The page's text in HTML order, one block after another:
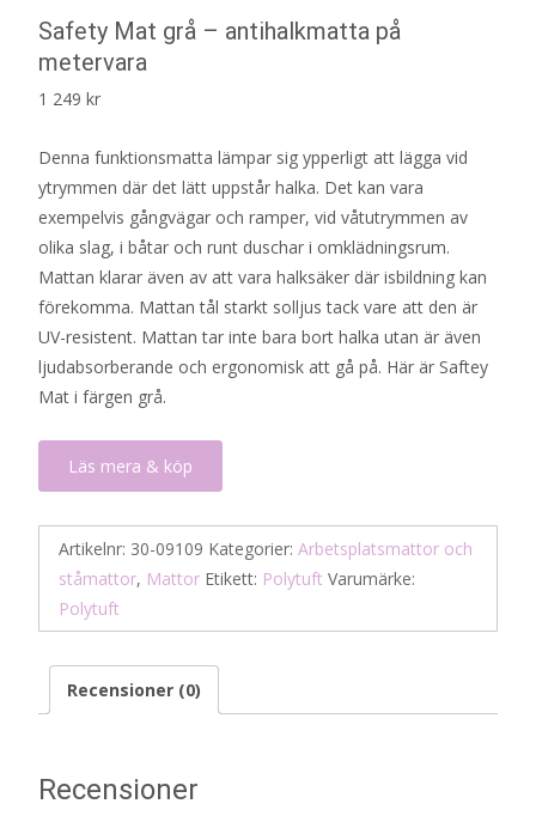
Safety Mat grå – antihalkmatta på
metervara
1 249 kr
Denna funktionsmatta lämpar sig ypperligt att lägga vid
ytrymmen där det lätt uppstår halka. Det kan vara
exempelvis gångvägar och ramper, vid våtutrymmen av
olika slag, i båtar och runt duschar i omklädningsrum.
Mattan klarar även av att vara halksäker där isbildning kan
förekomma. Mattan tål starkt solljus tack vare att den är
UV-resistent. Mattan tar inte bara bort halka utan är även
ljudabsorberande och ergonomisk att gå på. Här är Saftey
Mat i färgen grå.
Läs mera & köp
Artikelnr: 30-09109 Kategorier: Arbetsplatsmattor och
ståmattor, Mattor Etikett: Polytuft Varumärke:
Polytuft
Recensioner (0)
Recensioner